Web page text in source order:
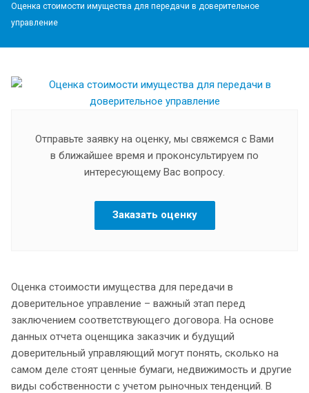
Оценка стоимости имущества для передачи в доверительное
управление
Отправьте заявку на оценку, мы свяжемся с Вами
в ближайшее время и проконсультируем по
интересующему Вас вопросу.
Заказать оценку
Оценка стоимости имущества для передачи в
доверительное управление – важный этап перед
заключением соответствующего договора. На основе
данных отчета оценщика заказчик и будущий
доверительный управляющий могут понять, сколько на
самом деле стоят ценные бумаги, недвижимость и другие
виды собственности с учетом рыночных тенденций. В